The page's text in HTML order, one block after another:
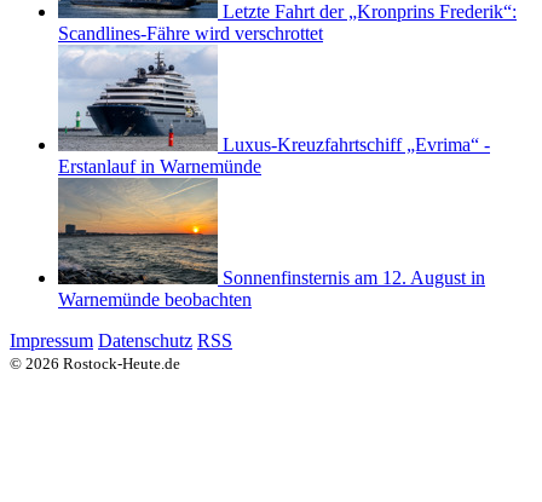
Letzte Fahrt der „Kronprins Frederik“:
Scandlines-Fähre wird verschrottet
Luxus-Kreuzfahrtschiff „Evrima“ -
Erstanlauf in Warnemünde
Sonnenfinsternis am 12. August in
Warnemünde beobachten
Impressum Datenschutz RSS
© 2026 Rostock-Heute.de